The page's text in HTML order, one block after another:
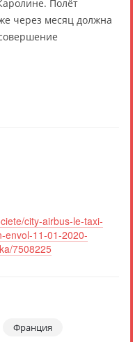
Полёт
через месяц должна
city-airbus-le-taxi-
envol-11-01-2020-
7508225
Франция